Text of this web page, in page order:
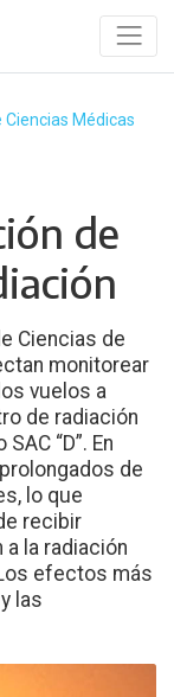
Ciencias Médicas
de
Ciencias de
monitorear
vuelos a
de radiación
“D”. En
de
lo que
recibir
la radiación
efectos más
las